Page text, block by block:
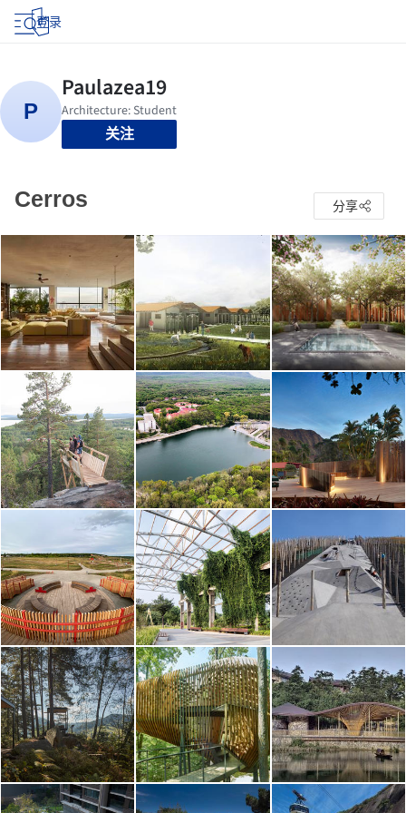
登录
关注
Cerros 分享